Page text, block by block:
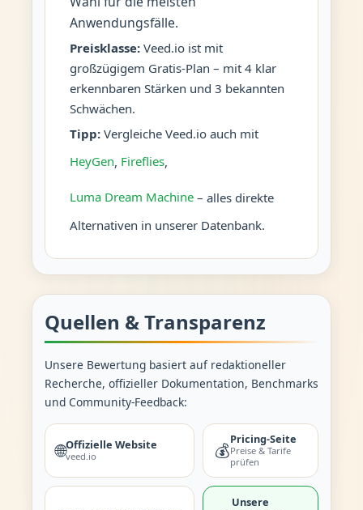
Anwendungsfälle.
Preisklasse:Veed.io ist mit
großzügigem Gratis-Plan – mit 4 klar
erkennbaren Stärken und 3 bekannten
Schwächen.
Tipp:Vergleiche Veed.io auch mit
HeyGen, Fireflies,
Luma Dream Machine– alles direkte
Alternativen in unserer Datenbank.
Quellen & Transparenz
Unsere Bewertung basiert auf redaktioneller
Recherche, offizieller Dokumentation, Benchmarks
und Community-Feedback:
🌐Offizielle Website
veed.io 💰
Pricing-Seite
Preise & Tarife
prüfen
Unsere